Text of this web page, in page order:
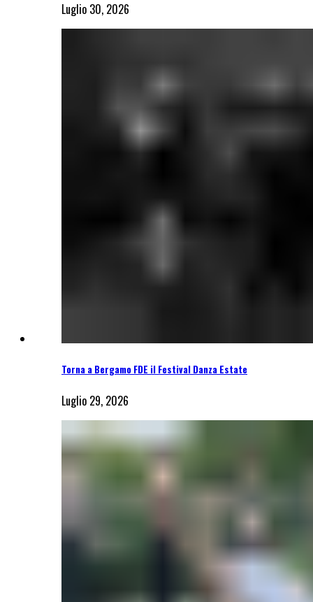
Luglio 30, 2026
Torna a Bergamo FDE il Festival Danza Estate
Luglio 29, 2026